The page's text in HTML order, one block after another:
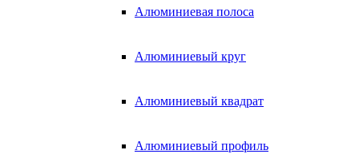
Алюминиевая полоса
Алюминиевый круг
Алюминиевый квадрат
Алюминиевый профиль